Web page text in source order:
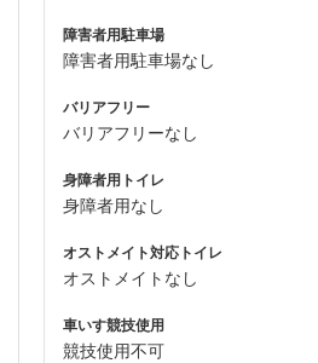
障害者用駐車場
障害者用駐車場なし
バリアフリー
バリアフリーなし
身障者用トイレ
身障者用なし
オストメイト対応トイレ
オストメイトなし
車いす競技使用
競技使用不可